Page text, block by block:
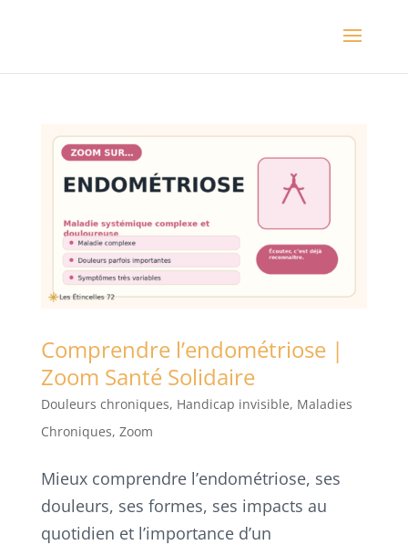
Comprendre l’endométriose |
Zoom Santé Solidaire
Douleurs chroniques, Handicap invisible, Maladies
Chroniques, Zoom
Mieux comprendre l’endométriose, ses
douleurs, ses formes, ses impacts au
quotidien et l’importance d’un